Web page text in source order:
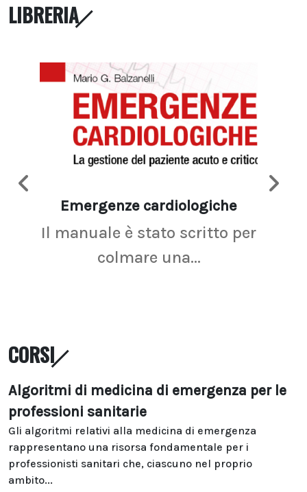
LIBRERIA
Emergenze cardiologiche
Il manuale è stato scritto per
colmare una...
CORSI
Algoritmi di medicina di emergenza per le
professioni sanitarie
Gli algoritmi relativi alla medicina di emergenza
rappresentano una risorsa fondamentale per i
professionisti sanitari che, ciascuno nel proprio
ambito...